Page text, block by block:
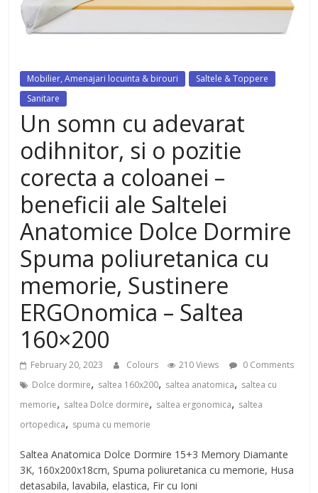
dezvoltat, cu Flexor Fitness-
Mobilier, Amenajari locuinta & birouri
Saltele & Toppere
Sanitare
Un somn cu adevarat
odihnitor, si o pozitie
corecta a coloanei –
beneficii ale Saltelei
Anatomice Dolce Dormire
Spuma poliuretanica cu
memorie, Sustinere
ERGOnomica – Saltea
160×200
February 20, 2023 Colours 210 Views
0 Comments
Dolce dormire, saltea 160x200, saltea anatomica, saltea cu
memorie, saltea Dolce dormire, saltea ergonomica, saltea
ortopedica, spuma cu memorie
Saltea Anatomica Dolce Dormire 15+3 Memory Diamante
3K, 160x200x18cm, Spuma poliuretanica cu memorie, Husa
detasabila, lavabila, elastica, Fir cu Ioni